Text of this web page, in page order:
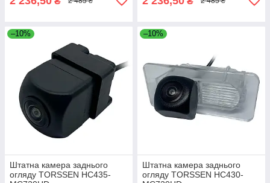
–10%
Штатна камера заднього
огляду TORSSEN HC435-
–10%
Штатна камера заднього
огляду TORSSEN HC430-